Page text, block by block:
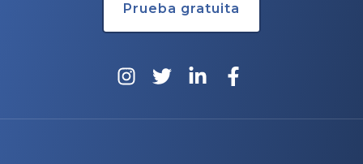
Prueba gratuita